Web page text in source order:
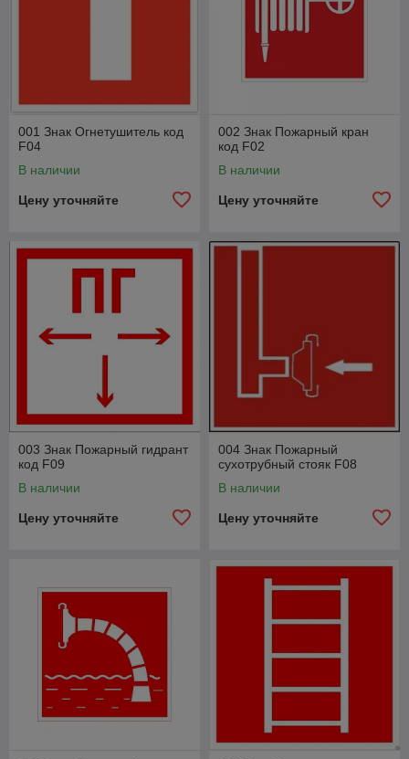
001 Знак Огнетушитель код
F04
В наличии
Цену уточняйте
002 Знак Пожарный кран
код F02
В наличии
Цену уточняйте
003 Знак Пожарный гидрант
код F09
В наличии
Цену уточняйте
004 Знак Пожарный
сухотрубный стояк F08
В наличии
Цену уточняйте